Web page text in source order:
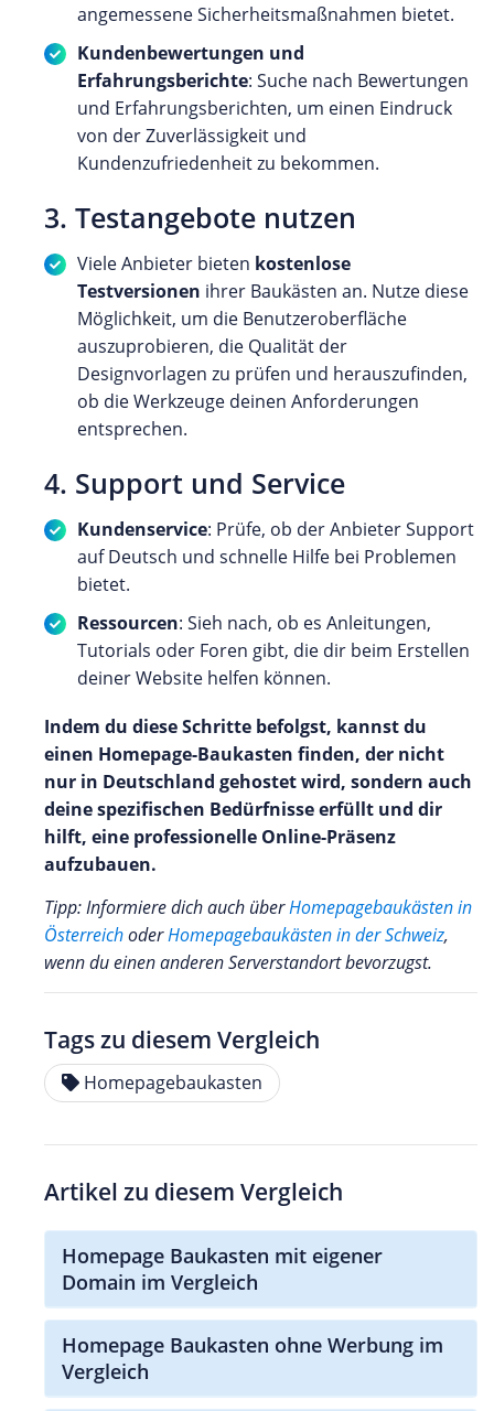
angemessene Sicherheitsmaßnahmen bietet.
Kundenbewertungen und
Erfahrungsberichte: Suche nach Bewertungen
und Erfahrungsberichten, um einen Eindruck
von der Zuverlässigkeit und
Kundenzufriedenheit zu bekommen.
3. Testangebote nutzen
Viele Anbieter bieten kostenlose
Testversionen ihrer Baukästen an. Nutze diese
Möglichkeit, um die Benutzeroberfläche
auszuprobieren, die Qualität der
Designvorlagen zu prüfen und herauszufinden,
ob die Werkzeuge deinen Anforderungen
entsprechen.
4. Support und Service
Kundenservice: Prüfe, ob der Anbieter Support
auf Deutsch und schnelle Hilfe bei Problemen
bietet.
Ressourcen: Sieh nach, ob es Anleitungen,
Tutorials oder Foren gibt, die dir beim Erstellen
deiner Website helfen können.
Indem du diese Schritte befolgst, kannst du
einen Homepage-Baukasten finden, der nicht
nur in Deutschland gehostet wird, sondern auch
deine spezifischen Bedürfnisse erfüllt und dir
hilft, eine professionelle Online-Präsenz
aufzubauen.
Tipp: Informiere dich auch überHomepagebaukästen in
ÖsterreichoderHomepagebaukästen in der Schweiz,
wenn du einen anderen Serverstandort bevorzugst.
Tags zu diesem Vergleich
Homepagebaukasten
Artikel zu diesem Vergleich
Homepage Baukasten mit eigener
Domain im Vergleich
Homepage Baukasten ohne Werbung im
Vergleich